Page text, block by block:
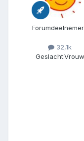
32,1k
Geslacht:Vrouw